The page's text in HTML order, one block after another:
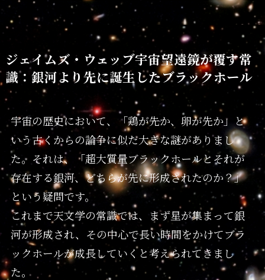
ジェイムズ・ウェッブ宇宙望遠鏡が覆す常
識：銀河より先に誕生したブラックホール
宇宙の歴史において、「鶏が先か、卵が先か」と
いう古くからの論争に似た大きな謎がありまし
た。それは、「超大質量ブラックホールとそれが
存在する銀河、どちらが先に形成されたのか？」
という疑問です。
これまで天文学の常識では、まず星が集まって銀
河が形成され、その中心で長い時間をかけてブラ
ックホールが成長していくと考えられてきまし
た。